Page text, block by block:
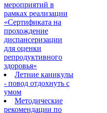
мероприятий в
рамках реализации
«Сертификата на
прохождение
диспансеризации
для оценки
репродуктивного
здоровья»
Летние каникулы
- повод отдохнуть с
умом
Методические
рекомендации по